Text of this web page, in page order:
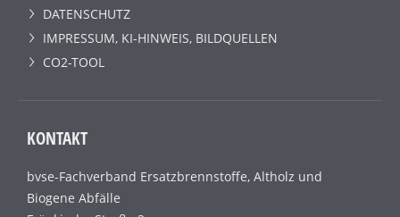
DATENSCHUTZ
IMPRESSUM, KI-HINWEIS, BILDQUELLEN
CO2-TOOL
KONTAKT
bvse-Fachverband Ersatzbrennstoffe, Altholz und
Biogene Abfälle